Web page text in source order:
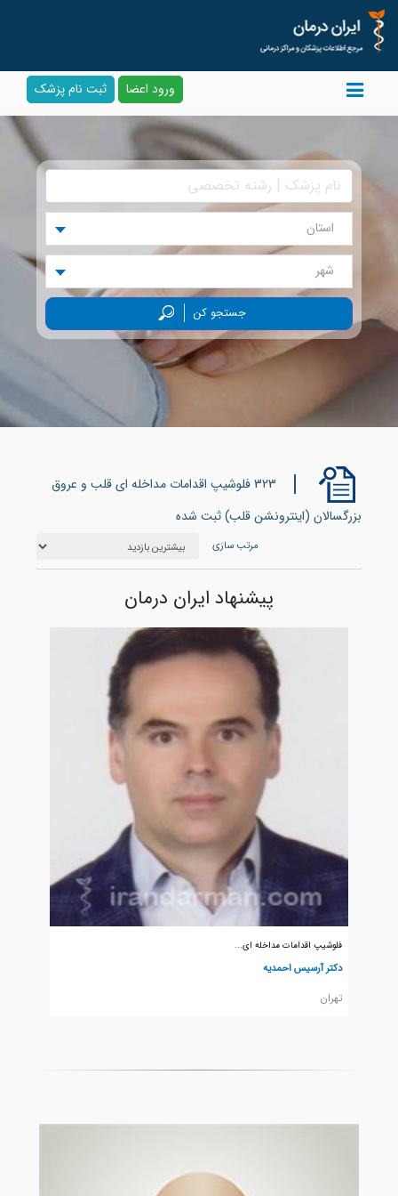
ورود اعضا ثبت نام پزشک
استان
شهر
جستجو کن
323 فلوشیپ اقدامات مداخله ای قلب و عروق
بزرگسالان (اینترونشن قلب) ثبت شده
مرتب سازی
پیشنهاد ایران درمان
فلوشیپ اقدامات مداخله ای...
دکتر آرسیس احمدیه
تهران